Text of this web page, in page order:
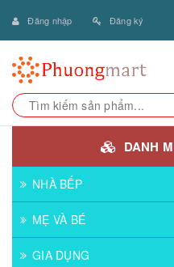
Đăng nhập Đăng ký
DANH
NHÀ BẾP
MẸ VÀ BÉ
GIA DỤNG